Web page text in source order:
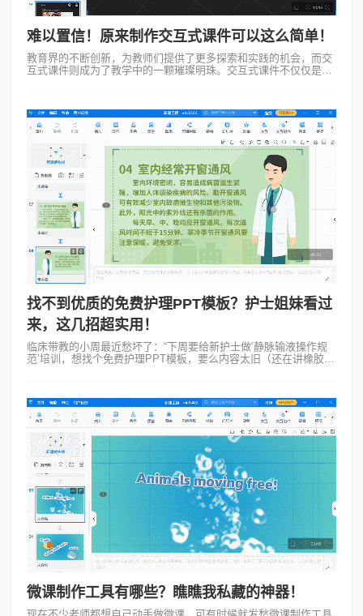
难以置信！原来制作交互式课件可以这么简单！
教育界的不断创新，为教师们提供了更多探索和实践的机会，而交
互式课件则成为了教学中的一颗璀璨明珠。交互式课件不仅仅是一
找不到优质的免费护理PPT模板？护士姐妹看过
来，这几招超实用！
临床带教的小周最近愁坏了：“下周要给新护士做‘静脉输液操作规
范’培训，想找个免费护理PPT模板，要么内容太旧（还在讲橡胶管
微课制作工具有哪些？瞧瞧我私藏的神器！